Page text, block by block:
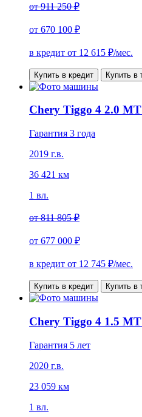
от911 250 ₽
от 670 100 ₽
в кредит от 12 615 ₽/мес.
Купить в кредит Купить в
Chery Tiggo 4 2.0
Гарантия 3 года
2019 г.в.
36 421 км
1 вл.
от811 805 ₽
от 677 000 ₽
в кредит от 12 745 ₽/мес.
Купить в кредит Купить в
Chery Tiggo 4 1.5 MT
Гарантия 5 лет
2020 г.в.
23 059 км
1 вл.